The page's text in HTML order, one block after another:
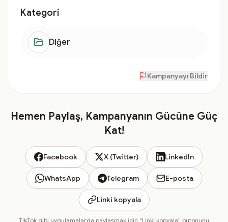
Kategori
Diğer
Kampanyayı Bildir
Hemen Paylaş, Kampanyanın Gücüne Güç
Kat!
Facebook X (Twitter) LinkedIn
WhatsApp Telegram E-posta
Linki kopyala
TikTok gibi uygulamalarda paylaşmak için "Linki kopyala" butonunu